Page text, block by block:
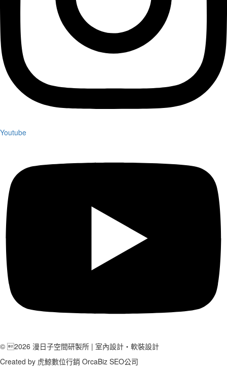
Youtube
© 2026 漫日子空間研製所 | 室內設計‧軟裝設計
Created by 虎鯨數位行銷 OrcaBiz SEO公司